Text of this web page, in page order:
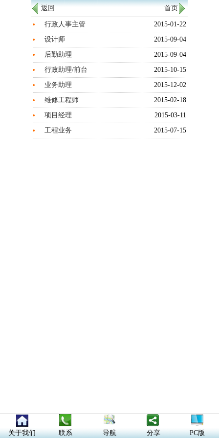
返回 首页
2015-01-22
行政人事主管
2015-09-04
设计师
2015-09-04
后勤助理
2015-10-15
行政助理/前台
2015-12-02
业务助理
2015-02-18
维修工程师
2015-03-11
项目经理
2015-07-15
工程业务
关于我们 联系 导航 分享 PC版